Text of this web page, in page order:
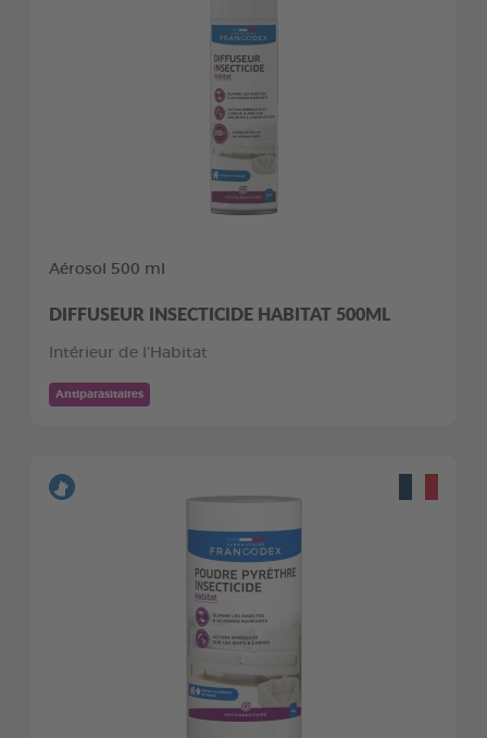
Aérosol 500 ml
DIFFUSEUR INSECTICIDE HABITAT 500ML
Intérieur de l'Habitat
Antiparasitaires